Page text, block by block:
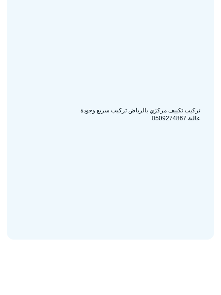
تركيب تكييف مركزي بالرياض تركيب سريع وجودة
عالية 0509274867